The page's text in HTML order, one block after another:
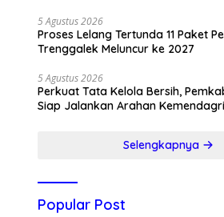
5 Agustus 2026
Proses Lelang Tertunda 11 Paket
Trenggalek Meluncur ke 2027
5 Agustus 2026
Perkuat Tata Kelola Bersih,
Siap Jalankan Arahan
Selengkapnya
Popular Post